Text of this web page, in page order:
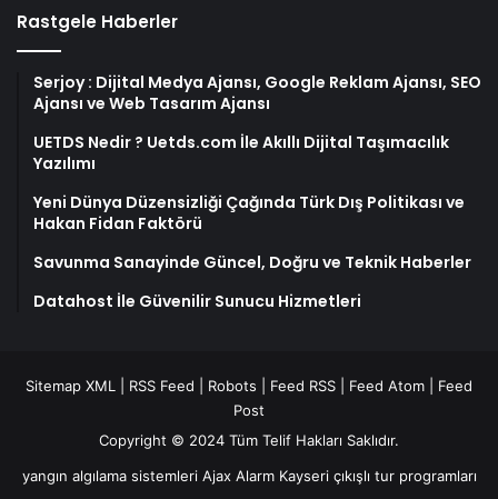
Rastgele Haberler
Serjoy : Dijital Medya Ajansı, Google Reklam Ajansı, SEO
Ajansı ve Web Tasarım Ajansı
UETDS Nedir ? Uetds.com İle Akıllı Dijital Taşımacılık
Yazılımı
Yeni Dünya Düzensizliği Çağında Türk Dış Politikası ve
Hakan Fidan Faktörü
Savunma Sanayinde Güncel, Doğru ve Teknik Haberler
Datahost İle Güvenilir Sunucu Hizmetleri
Sitemap XML RSS Feed Robots Feed RSS Feed Atom
Feed
Post
Copyright © 2024 Tüm Telif Hakları Saklıdır.
yangın algılama sistemleri Ajax Alarm Kayseri çıkışlı tur programları